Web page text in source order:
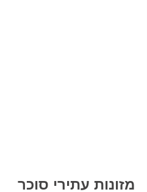
מזונות עתירי סוכר